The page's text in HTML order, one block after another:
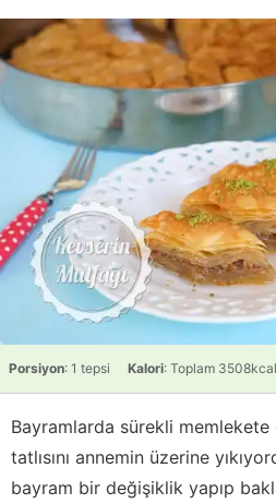
Porsiyon: 1 tepsi Kalori: Toplam
Bayramlarda sürekli
tatlısını annemin üzerine
bayram bir değişiklik yapıp